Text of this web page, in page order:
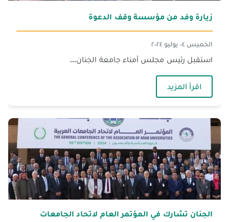
زيارة وفد من مؤسسة وقف الدعوة
الخميس ٠٤ يوليو ٢٠٢٤
استقبل رئيس مجلس أمناء جامعة الجنان...
اقرأ المزيد— زيارة وفد من مؤسسة وقف الدعوة
الجنان تشارك في المؤتمر العام لاتحاد الجامعات